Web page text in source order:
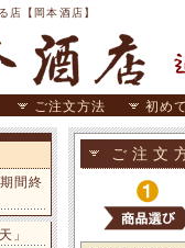
店【岡本酒店】
ご注文方法 初め
間終
」
ご注文